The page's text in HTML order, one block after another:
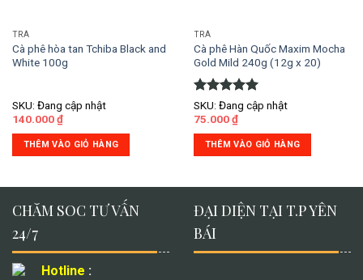
TRÀ
Cà phê hòa tan Tchiba Black and
White 100g
SKU: Đang cập nhật
140.000₫
THÊM VÀO GIỎ HÀNG
TRÀ
Cà phê Hàn Quốc Maxim Mocha
Gold Mild 240g (12g x 20)
Được xếp
hạng5.00
SKU: Đang cập nhật
75.000₫
THÊM VÀO GIỎ HÀNG
CHĂM SOC TƯ VẤN
24/7
Hotline :
ĐẠI DIỆN TẠI T.P YÊN
BÁI